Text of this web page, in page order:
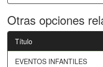
Otras opciones
Título
EVENTOS INFANTILES